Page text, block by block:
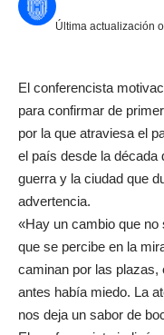
Última actualización
El conferencista
para confirmar de
por la que atraviesa el
el país desde la década
guerra y la ciudad que
advertencia.
«Hay un cambio que
que se percibe en la
caminan por las plazas,
antes había miedo. La
nos deja un sabor de